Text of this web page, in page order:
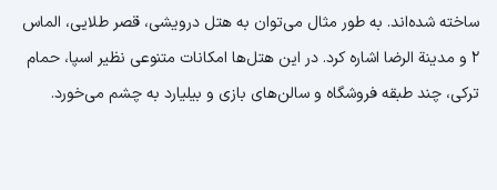
ساخته شده‌‌اند. به طور مثال می‌توان به هتل درویشی، قصر طلایی، الماس
2 و مدینة الرضا اشاره کرد. در این هتل‌ها امکانات متنوعی نظیر اسپا، حمام
ترکی، چند طبقه فروشگاه و سالن‌های بازی و بیلیارد به چشم می‌خورد.